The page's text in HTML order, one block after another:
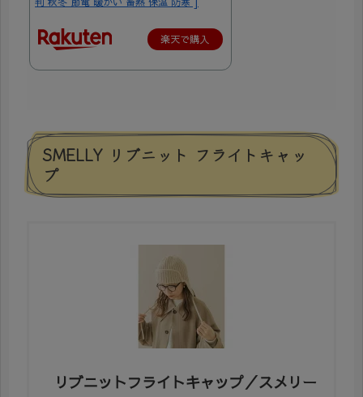
楽天で購入
SMELLY リブニット フライトキャッ
プ
リブニットフライトキャップ／スメリー